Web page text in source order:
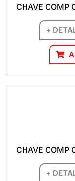
CHAVE COMP
+
CHAVE COMP
+